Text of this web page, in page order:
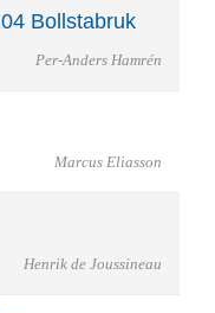
Bollstabruk
Per-Anders Hamrén
Marcus Eliasson
Henrik de Joussineau